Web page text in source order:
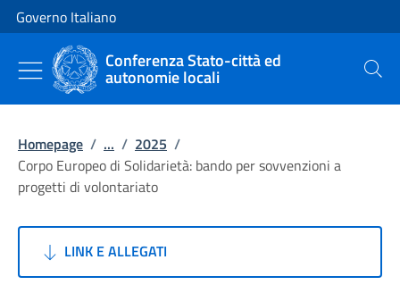
Vai al contenuto
Vai alla navigazione del sito
Governo Italiano
Conferenza Stato-città ed
autonomie locali Cerca
Homepage / ... / 2025 /
Corpo Europeo di Solidarietà: bando per sovvenzioni a
progetti di volontariato
LINK E ALLEGATI